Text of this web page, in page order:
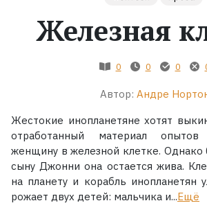
Экранизации
Железная
0 0 0
Автор: Андре
Жестокие инопланетяне хотят
отработанный материал
женщину в железной клетке. Однако
сыну Джонни она остается жива.
на планету и корабль инопланетян
рожает двух детей: мальчика и...Ещё